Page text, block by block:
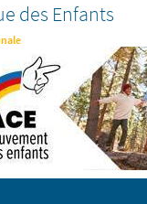
des Enfants